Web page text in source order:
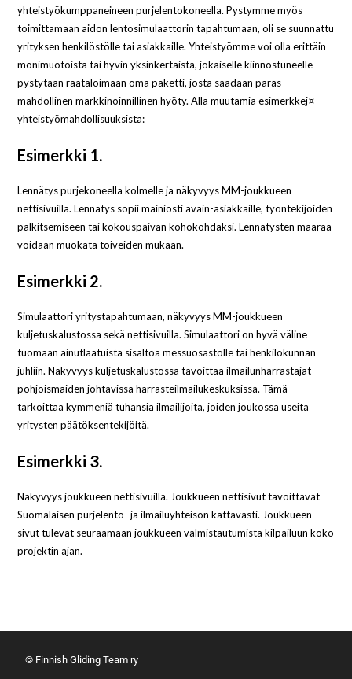
yhteistyökumppaneineen purjelentokoneella. Pystymme myös
toimittamaan aidon lentosimulaattorin tapahtumaan, oli se suunnattu
yrityksen henkilöstölle tai asiakkaille. Yhteistyömme voi olla erittäin
monimuotoista tai hyvin yksinkertaista, jokaiselle kiinnostuneelle
pystytään räätälöimään oma paketti, josta saadaan paras
mahdollinen markkinoinnillinen hyöty. Alla muutamia esimerkkej¤
yhteistyömahdollisuuksista:
Esimerkki 1.
Lennätys purjekoneella kolmelle ja näkyvyys MM-joukkueen
nettisivuilla. Lennätys sopii mainiosti avain-asiakkaille, työntekijöiden
palkitsemiseen tai kokouspäivän kohokohdaksi. Lennätysten määrää
voidaan muokata toiveiden mukaan.
Esimerkki 2.
Simulaattori yritystapahtumaan, näkyvyys MM-joukkueen
kuljetuskalustossa sekä nettisivuilla. Simulaattori on hyvä väline
tuomaan ainutlaatuista sisältöä messuosastolle tai henkilökunnan
juhliin. Näkyvyys kuljetuskalustossa tavoittaa ilmailunharrastajat
pohjoismaiden johtavissa harrasteilmailukeskuksissa. Tämä
tarkoittaa kymmeniä tuhansia ilmailijoita, joiden joukossa useita
yritysten päätöksentekijöitä.
Esimerkki 3.
Näkyvyys joukkueen nettisivuilla. Joukkueen nettisivut tavoittavat
Suomalaisen purjelento- ja ilmailuyhteisön kattavasti. Joukkueen
sivut tulevat seuraamaan joukkueen valmistautumista kilpailuun koko
projektin ajan.
© Finnish Gliding Team ry